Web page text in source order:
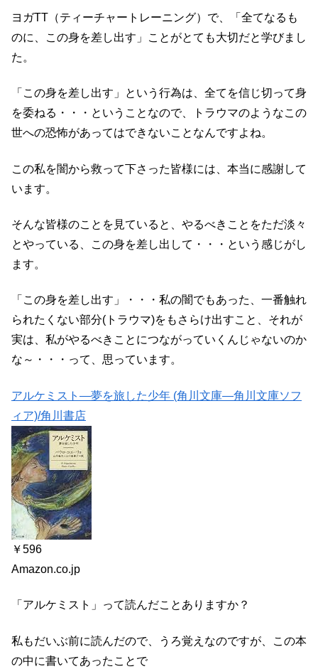
ヨガTT（ティーチャートレーニング）で、「全てなるも
のに、この身を差し出す」ことがとても大切だと学びまし
た。
「この身を差し出す」という行為は、全てを信じ切って身
を委ねる・・・ということなので、トラウマのようなこの
世への恐怖があってはできないことなんですよね。
この私を闇から救って下さった皆様には、本当に感謝して
います。
そんな皆様のことを見ていると、やるべきことをただ淡々
とやっている、この身を差し出して・・・という感じがし
ます。
「この身を差し出す」・・・私の闇でもあった、一番触れ
られたくない部分(トラウマ)をもさらけ出すこと、それが
実は、私がやるべきことにつながっていくんじゃないのか
な～・・・って、思っています。
アルケミスト―夢を旅した少年 (角川文庫―角川文庫ソフ
ィア)/角川書店
￥596
Amazon.co.jp
「アルケミスト」って読んだことありますか？
私もだいぶ前に読んだので、うろ覚えなのですが、この本
の中に書いてあったことで